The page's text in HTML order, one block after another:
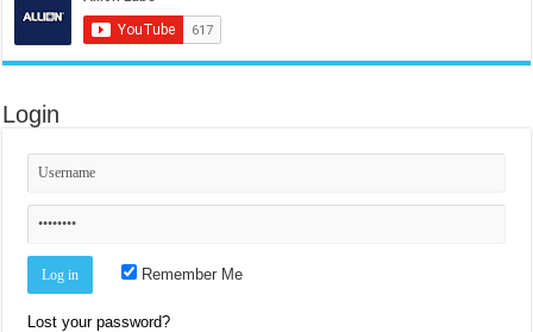
Login
Remember Me
Lost your password?